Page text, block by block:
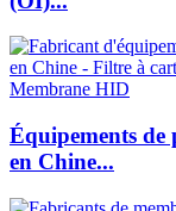
Équipements
en Chine...